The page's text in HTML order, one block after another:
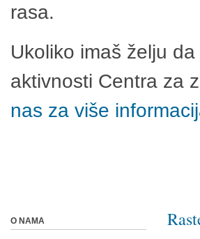
rasa.
Ukoliko imaš želju
aktivnosti Centra za
nas za više
O NAMA